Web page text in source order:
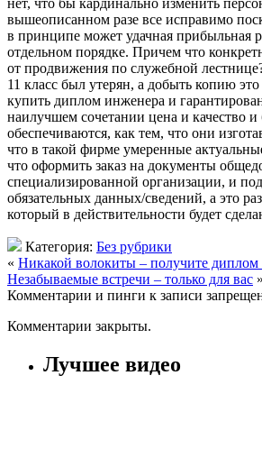
вышеописанном разе все исправимо
в принципе может удачная прибыльная
отдельном порядке. Причем что
от продвижения по служебной
11 класс был утерян, а добыть копию
купить диплом инженера и
наилучшем сочетании цена и качество
обеспечиваются, как тем, что они
что в такой фирме умеренные
что оформить заказ на документы
специализированной организации, и
обязательных данных/сведений, а это
который в действительности будет
Категория: Без рубрики
« Никакой волокиты – получите диплом
Незабываемые встречи – только для вас »
Комментарии и пинги к записи
Комментарии закрыты.
Лучшее видео